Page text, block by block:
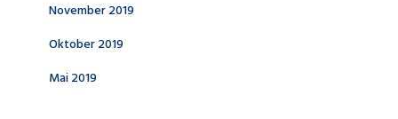
November 2019
Oktober 2019
Mai 2019